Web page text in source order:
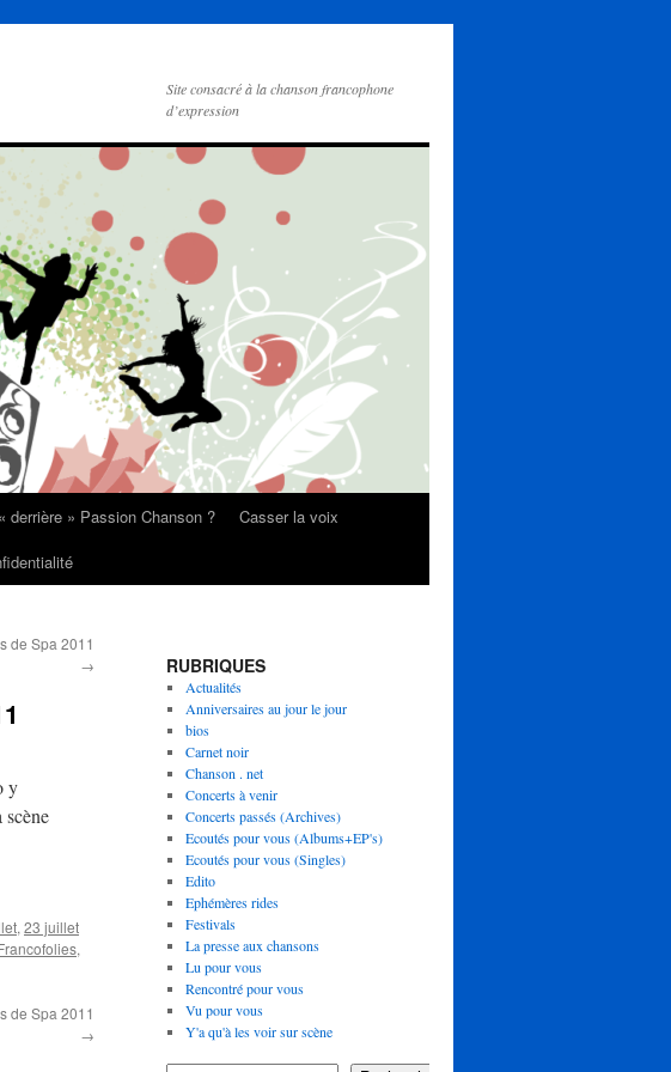
Site consacré à la chanson francophone
d’expression
derrière » Passion Chanson ?
Casser la voix
de Spa 2011
→
y
, 23 juillet
,
de Spa 2011
→
RUBRIQUES
Actualités
Anniversaires au jour le jour
bios
Carnet noir
Chanson . net
Concerts à venir
Concerts passés (Archives)
Ecoutés pour vous (Albums+EP's)
Ecoutés pour vous (Singles)
Edito
Ephémères rides
Festivals
La presse aux chansons
Lu pour vous
Rencontré pour vous
Vu pour vous
Y'a qu'à les voir sur scène